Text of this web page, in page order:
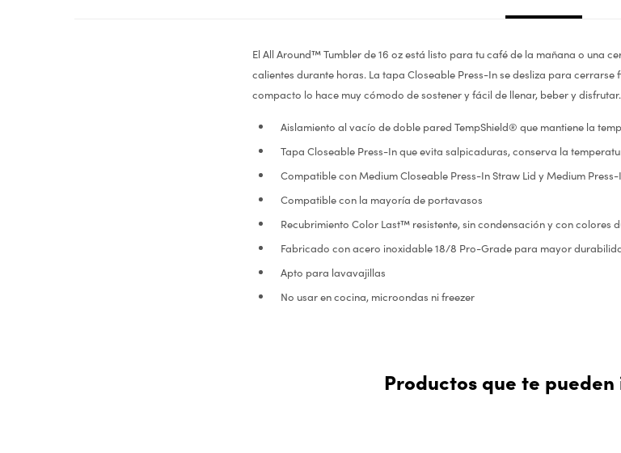
El All Around™ Tumbler de 16 oz está listo para tu café de la mañana o una
calientes durante horas. La tapa Closeable Press-In se desliza para
compacto lo hace muy cómodo de sostener y fácil de llenar, beber y disfrutar.
Aislamiento al vacío de doble pared TempShield® que mantiene la
Tapa Closeable Press-In que evita salpicaduras, conserva la
Compatible con Medium Closeable Press-In Straw Lid y Medium Press-
Compatible con la mayoría de portavasos
Recubrimiento Color Last™ resistente, sin condensación y con colores
Fabricado con acero inoxidable 18/8 Pro-Grade para mayor
Apto para lavavajillas
No usar en cocina, microondas ni freezer
Productos que te